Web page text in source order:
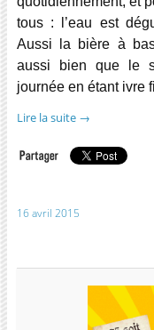
tous : l’eau est
Aussi la bière à
aussi bien que le
journée en étant ivre
Lire la suite →
16 avril 2015